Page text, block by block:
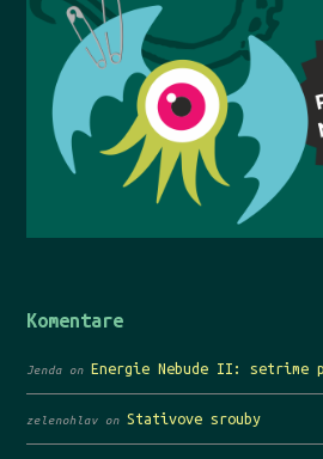
Komentare
Jenda on Energie Nebude II: setrime
zelenohlav onStativove srouby